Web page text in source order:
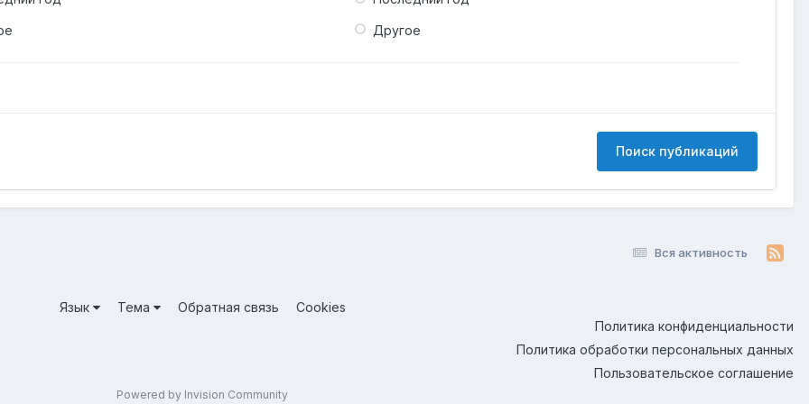
Другое
Поиск публикаций
Вся активность
Язык Тема Обратная связь
Cookies
Политика конфиденциальности
Политика обработки персональных данных
Пользовательское соглашение
Powered by Invision Community